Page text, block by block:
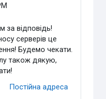
відповідь!
серверів це
Будемо чекати.
також дякую,
Постійна адреса